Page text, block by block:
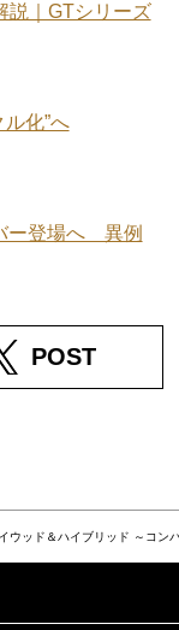
説｜GTシリーズ
化”へ
ー登場へ 異例
POST
ウッド＆ハイブリッド ～コン